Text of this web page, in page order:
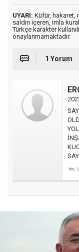
UYARI: Küfür, hakaret,
saldırı içeren, imla
Türkçe karakter
onaylanmamaktadır.
1 Yorum